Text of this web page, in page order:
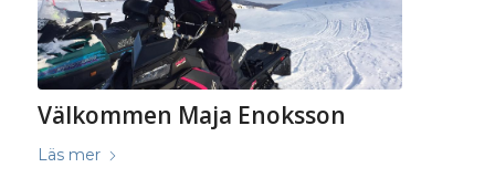
Välkommen Maja Enoksson
Läs mer